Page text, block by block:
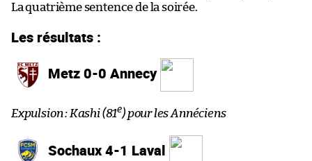
La quatrième sentence de la soirée.
Les résultats :
Metz 0-0 Annecy
Expulsion : Kashi (81e) pour les Annéciens
Sochaux 4-1 Laval